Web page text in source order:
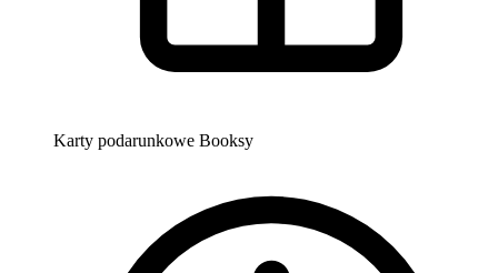
Karty podarunkowe Booksy